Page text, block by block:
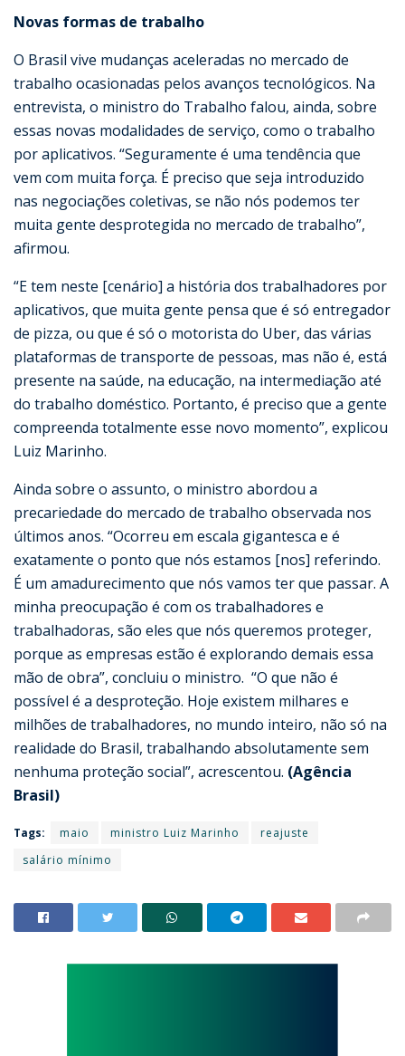
Novas formas de trabalho
O Brasil vive mudanças aceleradas no mercado de
trabalho ocasionadas pelos avanços tecnológicos. Na
entrevista, o ministro do Trabalho falou, ainda, sobre
essas novas modalidades de serviço, como o trabalho
por aplicativos. “Seguramente é uma tendência que
vem com muita força. É preciso que seja introduzido
nas negociações coletivas, se não nós podemos ter
muita gente desprotegida no mercado de trabalho”,
afirmou.
“E tem neste [cenário] a história dos trabalhadores por
aplicativos, que muita gente pensa que é só entregador
de pizza, ou que é só o motorista do Uber, das várias
plataformas de transporte de pessoas, mas não é, está
presente na saúde, na educação, na intermediação até
do trabalho doméstico. Portanto, é preciso que a gente
compreenda totalmente esse novo momento”, explicou
Luiz Marinho.
Ainda sobre o assunto, o ministro abordou a
precariedade do mercado de trabalho observada nos
últimos anos. “Ocorreu em escala gigantesca e é
exatamente o ponto que nós estamos [nos] referindo.
É um amadurecimento que nós vamos ter que passar. A
minha preocupação é com os trabalhadores e
trabalhadoras, são eles que nós queremos proteger,
porque as empresas estão é explorando demais essa
mão de obra”, concluiu o ministro. “O que não é
possível é a desproteção. Hoje existem milhares e
milhões de trabalhadores, no mundo inteiro, não só na
realidade do Brasil, trabalhando absolutamente sem
nenhuma proteção social”, acrescentou. (Agência
Brasil)
Tags: maio ministro Luiz Marinho
reajuste
salário mínimo